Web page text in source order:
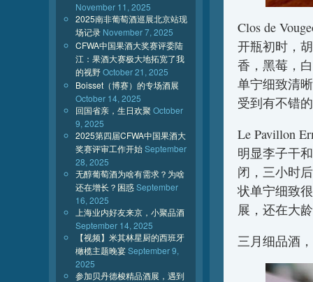
Clos de
开瓶初时，
香，黑莓，
单宁细致清
受到有不错
Le Pavillon
明显李子干
闭，三小时
状单宁细致
展，还在大
三月细品酒
November 11, 2025
2025南非葡萄酒巡展北京站现
场记录 November 7, 2025
CFWA中国果酒大奖赛评委陆
江：果酒大赛极大地拓宽了我
的视野October 21, 2025
Boisset（博赛）的专场酒展
October 14, 2025
回国省亲，生日欢聚 October
9, 2025
2025第四届CFWA中国果酒大
奖赛评审工作开始September
28, 2025
无醇葡萄酒为啥有需求？为啥
还在增长？困惑September
16, 2025
上海业内好友来京，小聚品酒
September 14, 2025
【视频】米其林星厨的西班牙
橄榄主题晚宴September 9,
2025
参加贝丹德梭精品酒展，遇到